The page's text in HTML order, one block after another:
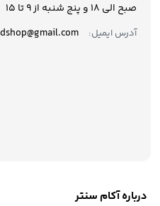
صبح الی 18 و پنج شنبه از 9 تا ۱5
آدرس ایمیل:
درباره آکام سنتر